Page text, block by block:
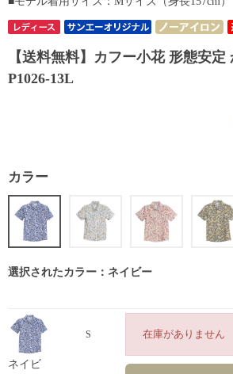
【送料無料】カフー小花 形態安
P1026-13L
カラー
選択されたカラー：ネイビー
ネイビ
S 在庫がありません